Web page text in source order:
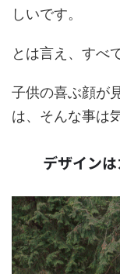
しいです。
とは言え、すべ
子供の喜ぶ顔が
は、そんな事は
デザイン